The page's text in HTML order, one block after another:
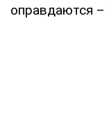
оправдаются –